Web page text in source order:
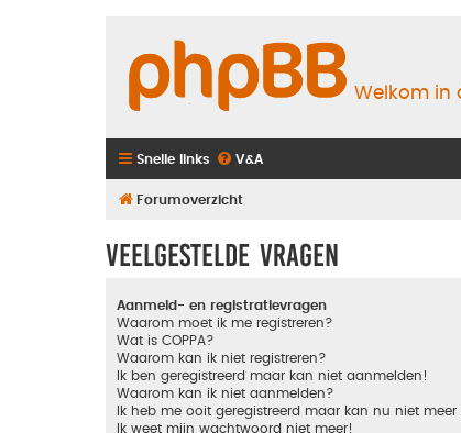
Welkom in
Snelle links V&A
Forumoverzicht
Veelgestelde vragen
Aanmeld- en registratievragen
Waarom moet ik me registreren?
Wat is COPPA?
Waarom kan ik niet registreren?
Ik ben geregistreerd maar kan niet aanmelden!
Waarom kan ik niet aanmelden?
Ik heb me ooit geregistreerd maar kan nu niet
Ik weet mijn wachtwoord niet meer!